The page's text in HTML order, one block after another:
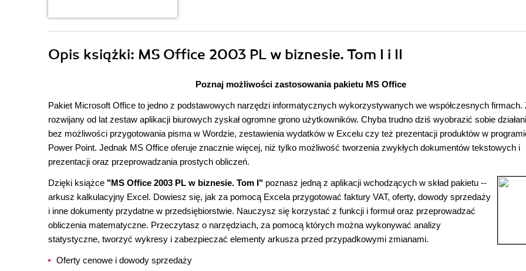
Opis książki: MS Office 2003 PL w biznesie. Tom I i II
Poznaj możliwości zastosowania pakietu MS Office
Pakiet Microsoft Office to jedno z podstawowych narzędzi informatycznych wykorzystywanych we współczesnych firmach.
rozwijany od lat zestaw aplikacji biurowych zyskał ogromne grono użytkowników. Chyba trudno dziś wyobrazić sobie
bez możliwości przygotowania pisma w Wordzie, zestawienia wydatków w Excelu czy też prezentacji produktów w
Power Point. Jednak MS Office oferuje znacznie więcej, niż tylko możliwość tworzenia zwykłych dokumentów tekstowych i
prezentacji oraz przeprowadzania prostych obliczeń.
Dzięki książce "MS Office 2003 PL w biznesie. Tom I" poznasz jedną z aplikacji wchodzących w skład pakietu --
arkusz kalkulacyjny Excel. Dowiesz się, jak za pomocą Excela przygotować faktury VAT, oferty, dowody sprzedaży
i inne dokumenty przydatne w przedsiębiorstwie. Nauczysz się korzystać z funkcji i formuł oraz przeprowadzać
obliczenia matematyczne. Przeczytasz o narzędziach, za pomocą których można wykonywać analizy
statystyczne, tworzyć wykresy i zabezpieczać elementy arkusza przed przypadkowymi zmianami.
Oferty cenowe i dowody sprzedaży